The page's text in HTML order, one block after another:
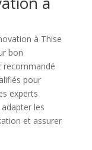
à Thise
bon
recommandé
pour
experts
les
et assurer